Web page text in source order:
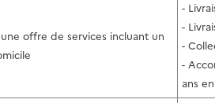
offre de services incluant un
-
-
-
-
ans